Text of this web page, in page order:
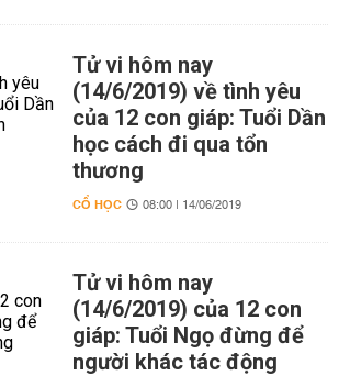
Tử vi hôm nay
(14/6/2019) về tình yêu
của 12 con giáp: Tuổi Dần
học cách đi qua tổn
thương
CỔ HỌC 08:00 | 14/06/2019
Tử vi hôm nay
(14/6/2019) của 12 con
giáp: Tuổi Ngọ đừng để
người khác tác động